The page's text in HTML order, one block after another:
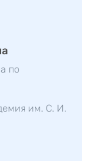
по
им. С. И.